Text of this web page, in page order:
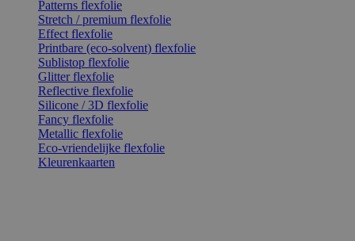
Patterns flexfolie
Stretch / premium flexfolie
Effect flexfolie
Printbare (eco-solvent) flexfolie
Sublistop flexfolie
Glitter flexfolie
Reflective flexfolie
Silicone / 3D flexfolie
Fancy flexfolie
Metallic flexfolie
Eco-vriendelijke flexfolie
Kleurenkaarten